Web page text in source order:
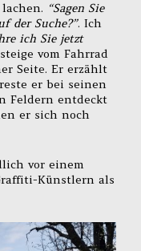
“Sagen Sie
der Suche?”. Ich
ich Sie jetzt
vom Fahrrad
Seite. Er erzählt
er bei seinen
Feldern entdeckt
er sich noch
vor einem
Künstlern als